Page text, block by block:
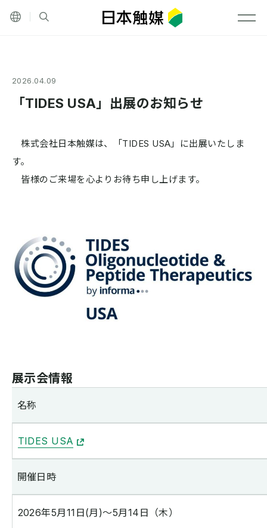
メニ
その他の言語
「TIDES USA」出展のお知らせ
2026.04.09
株式会社日本触媒は、「TIDES USA」に出展いたしま
す。
皆様のご来場を心よりお待ち申し上げます。
展示会情報
名称
TIDES USA
開催日時
2026年5月11日(月)～5月14日（木）